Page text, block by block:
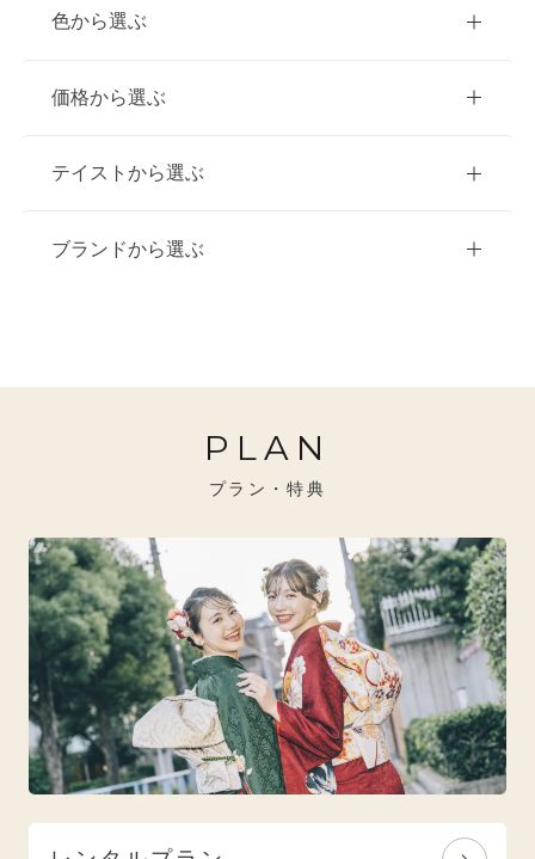
色から選ぶ
赤
価格から選ぶ
ご購入
10万円台以下
20万円～26万円未満
26万円～31万円未満
テイストから選ぶ
クラシック
クール
ナチュラル
ブランドから選ぶ
イエベ秋におすすめ
ブルべ夏におすすめ
ブルべ冬におすすめ
特選技法
オリジナルブランド
人気モデルブランド
PLAN
プラン・特典